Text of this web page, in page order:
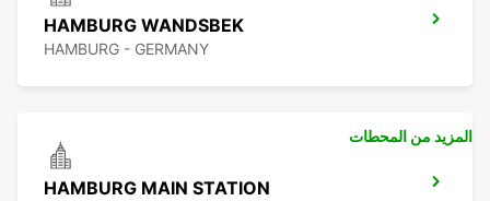
HAMBURG WANDSBEK
HAMBURG - GERMANY
HAMBURG MAIN STATION
المزيد من المحطات